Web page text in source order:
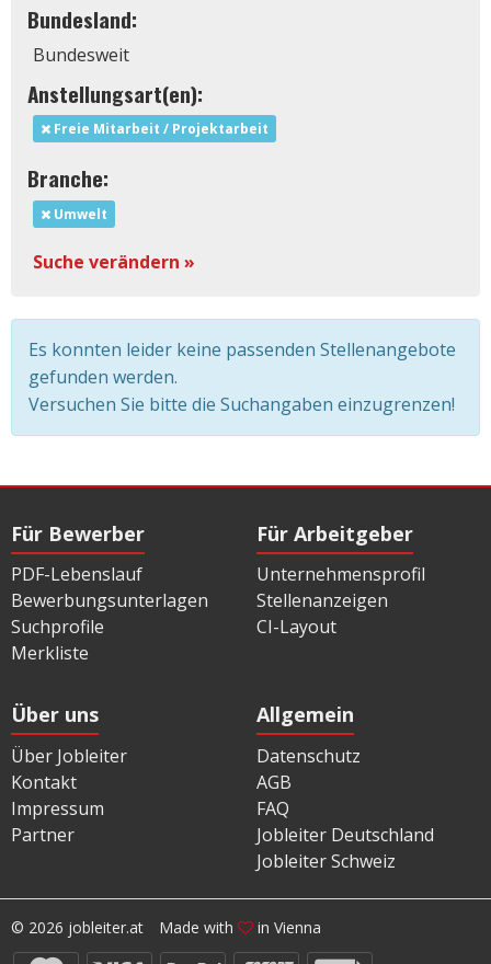
Bundesland:
Bundesweit
Anstellungsart(en):
Freie Mitarbeit / Projektarbeit
Branche:
Umwelt
Suche verändern »
Es konnten leider keine passenden Stellenangebote
gefunden werden.
Versuchen Sie bitte die Suchangaben einzugrenzen!
Für Bewerber
PDF-Lebenslauf
Bewerbungsunterlagen
Suchprofile
Merkliste
Für Arbeitgeber
Unternehmensprofil
Stellenanzeigen
CI-Layout
Über uns
Über Jobleiter
Kontakt
Impressum
Partner
Allgemein
Datenschutz
AGB
FAQ
Jobleiter Deutschland
Jobleiter Schweiz
© 2026 jobleiter.at Made with in Vienna